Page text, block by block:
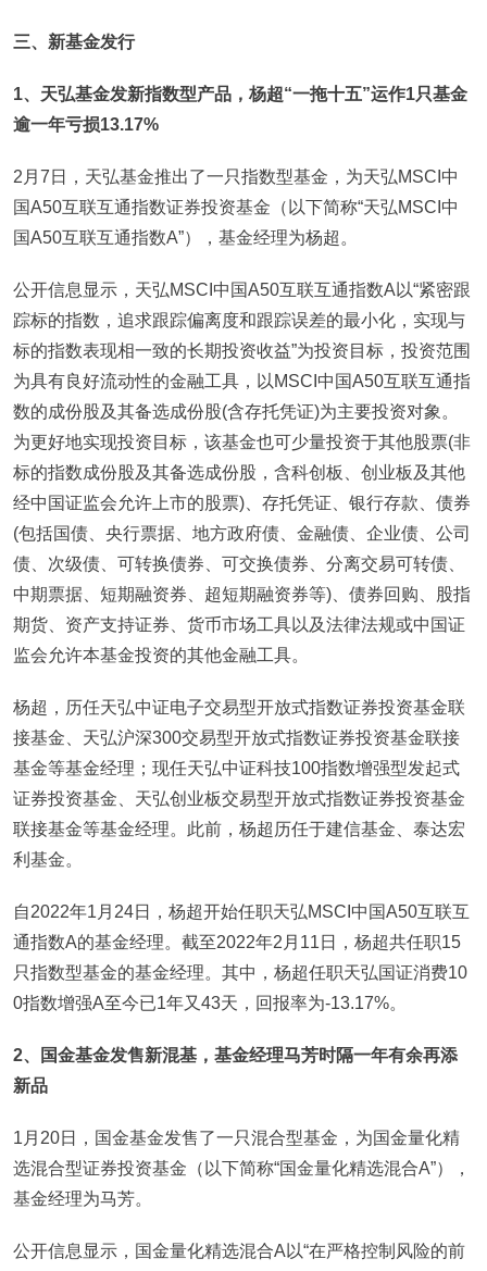
三、新基金发行
1、天弘基金发新指数型产品，杨超“一拖十五”运作1只基金
逾一年亏损13.17%
2月7日，天弘基金推出了一只指数型基金，为天弘MSCI中
国A50互联互通指数证券投资基金（以下简称“天弘MSCI中
国A50互联互通指数A”），基金经理为杨超。
公开信息显示，天弘MSCI中国A50互联互通指数A以“紧密跟
踪标的指数，追求跟踪偏离度和跟踪误差的最小化，实现与
标的指数表现相一致的长期投资收益”为投资目标，投资范围
为具有良好流动性的金融工具，以MSCI中国A50互联互通指
数的成份股及其备选成份股(含存托凭证)为主要投资对象。
为更好地实现投资目标，该基金也可少量投资于其他股票(非
标的指数成份股及其备选成份股，含科创板、创业板及其他
经中国证监会允许上市的股票)、存托凭证、银行存款、债券
(包括国债、央行票据、地方政府债、金融债、企业债、公司
债、次级债、可转换债券、可交换债券、分离交易可转债、
中期票据、短期融资券、超短期融资券等)、债券回购、股指
期货、资产支持证券、货币市场工具以及法律法规或中国证
监会允许本基金投资的其他金融工具。
杨超，历任天弘中证电子交易型开放式指数证券投资基金联
接基金、天弘沪深300交易型开放式指数证券投资基金联接
基金等基金经理；现任天弘中证科技100指数增强型发起式
证券投资基金、天弘创业板交易型开放式指数证券投资基金
联接基金等基金经理。此前，杨超历任于建信基金、泰达宏
利基金。
自2022年1月24日，杨超开始任职天弘MSCI中国A50互联互
通指数A的基金经理。截至2022年2月11日，杨超共任职15
只指数型基金的基金经理。其中，杨超任职天弘国证消费10
0指数增强A至今已1年又43天，回报率为-13.17%。
2、国金基金发售新混基，基金经理马芳时隔一年有余再添
新品
1月20日，国金基金发售了一只混合型基金，为国金量化精
选混合型证券投资基金（以下简称“国金量化精选混合A”），
基金经理为马芳。
公开信息显示，国金量化精选混合A以“在严格控制风险的前